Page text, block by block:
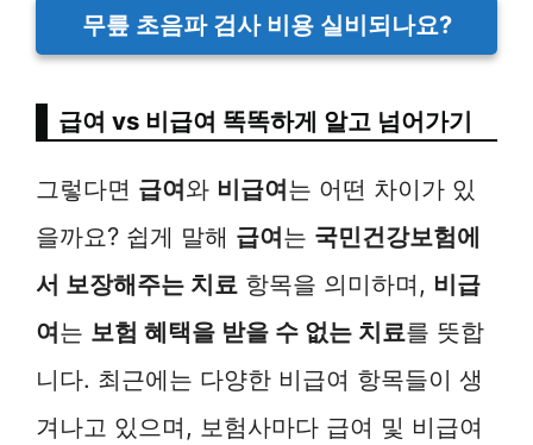
무릎 초음파 검사 비용 실비되나요?
급여 vs 비급여 똑똑하게 알고 넘어가기
그렇다면 급여와 비급여는 어떤 차이가 있
을까요? 쉽게 말해 급여는 국민건강보험에
서 보장해주는 치료 항목을 의미하며, 비급
여는 보험 혜택을 받을 수 없는 치료를 뜻합
니다. 최근에는 다양한 비급여 항목들이 생
겨나고 있으며, 보험사마다 급여 및 비급여